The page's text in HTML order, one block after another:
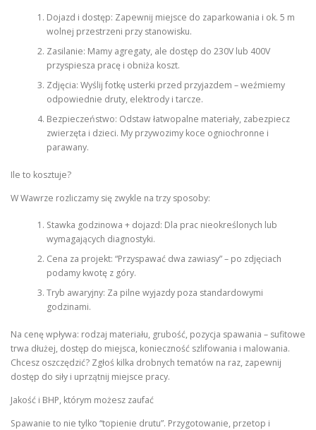
Dojazd i dostęp: Zapewnij miejsce do zaparkowania i ok. 5 m
wolnej przestrzeni przy stanowisku.
Zasilanie: Mamy agregaty, ale dostęp do 230V lub 400V
przyspiesza pracę i obniża koszt.
Zdjęcia: Wyślij fotkę usterki przed przyjazdem – weźmiemy
odpowiednie druty, elektrody i tarcze.
Bezpieczeństwo: Odstaw łatwopalne materiały, zabezpiecz
zwierzęta i dzieci. My przywozimy koce ogniochronne i
parawany.
Ile to kosztuje?
W Wawrze rozliczamy się zwykle na trzy sposoby:
Stawka godzinowa + dojazd: Dla prac nieokreślonych lub
wymagających diagnostyki.
Cena za projekt: “Przyspawać dwa zawiasy” – po zdjęciach
podamy kwotę z góry.
Tryb awaryjny: Za pilne wyjazdy poza standardowymi
godzinami.
Na cenę wpływa: rodzaj materiału, grubość, pozycja spawania – sufitowe
trwa dłużej, dostęp do miejsca, konieczność szlifowania i malowania.
Chcesz oszczędzić? Zgłoś kilka drobnych tematów na raz, zapewnij
dostęp do siły i uprzątnij miejsce pracy.
Jakość i BHP, którym możesz zaufać
Spawanie to nie tylko “topienie drutu”. Przygotowanie, przetop i